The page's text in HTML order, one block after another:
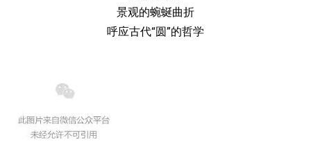
景观的蜿蜒曲折
呼应古代“圆”的哲学